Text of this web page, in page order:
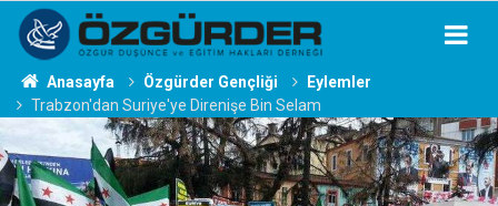
Anasayfa Özgürder Gençliği
Eylemler
Trabzon'dan Suriye'ye Direnişe Bin Selam